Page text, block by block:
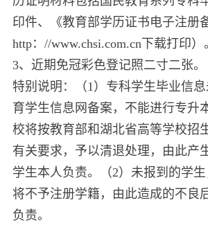
印件、《教育部学历证书电子注册
http：//www.chsi.com.cn下载打印）
3、近期免冠彩色登记照二寸二张。
特别说明：（1）专科学生毕业信
育学生信息网备案，不能进行专升
校将按教育部和湖北省高等学校招
有关要求，予以清退处理，由此产
学生本人负责。（2）未报到的学
将不予注册学籍，由此造成的不良
负责。